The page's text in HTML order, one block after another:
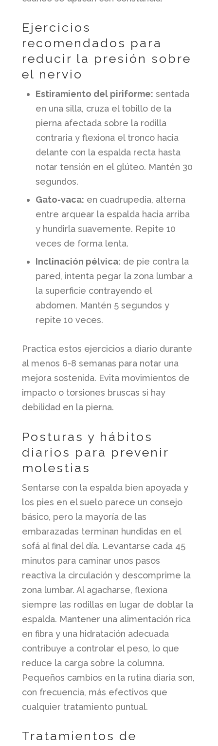
Ejercicios
recomendados para
reducir la presión sobre
el nervio
Estiramiento del piriforme: sentada
en una silla, cruza el tobillo de la
pierna afectada sobre la rodilla
contraria y flexiona el tronco hacia
delante con la espalda recta hasta
notar tensión en el glúteo. Mantén 30
segundos.
Gato-vaca: en cuadrupedia, alterna
entre arquear la espalda hacia arriba
y hundirla suavemente. Repite 10
veces de forma lenta.
Inclinación pélvica: de pie contra la
pared, intenta pegar la zona lumbar a
la superficie contrayendo el
abdomen. Mantén 5 segundos y
repite 10 veces.
Practica estos ejercicios a diario durante
al menos 6-8 semanas para notar una
mejora sostenida. Evita movimientos de
impacto o torsiones bruscas si hay
debilidad en la pierna.
Posturas y hábitos
diarios para prevenir
molestias
Sentarse con la espalda bien apoyada y
los pies en el suelo parece un consejo
básico, pero la mayoría de las
embarazadas terminan hundidas en el
sofá al final del día. Levantarse cada 45
minutos para caminar unos pasos
reactiva la circulación y descomprime la
zona lumbar. Al agacharse, flexiona
siempre las rodillas en lugar de doblar la
espalda. Mantener una alimentación rica
en fibra y una hidratación adecuada
contribuye a controlar el peso, lo que
reduce la carga sobre la columna.
Pequeños cambios en la rutina diaria son,
con frecuencia, más efectivos que
cualquier tratamiento puntual.
Tratamientos de